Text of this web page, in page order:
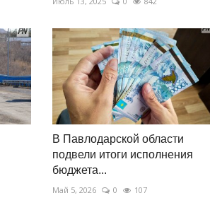
В Павлодарской области
подвели итоги исполнения
бюджета...
Май 5, 2026 0 107